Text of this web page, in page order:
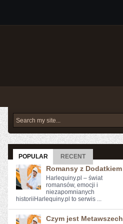
POPULAR RECENT
Romansy z Dodatkiem
Harlequiny.pl – świat
romansów, emocji i
niezapomnianych
historiiHarlequiny.pl to serwis ...
Czym jest Metawszech